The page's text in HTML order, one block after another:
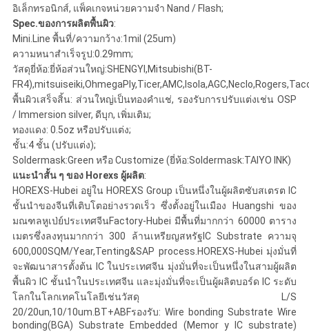
เว็บไซต์
PRIVACY
POLICY
อิเล็กทรอนิกส์, แพ็คเกจหน่วยความจำ Nand / Flash;
Spec.ของการผลิตพื้นผิว:
Mini.Line พื้นที่/ความกว้าง:1mil (25um)
ความหนาสำเร็จรูป:0.29mm;
วัสดุยี่ห้อ:ยี่ห้อส่วนใหญ่:SHENGYI,Mitsubishi(BT-
พื้นผิวเสร็จสิ้น: ส่วนใหญ่เป็นทองคำแช่, รองรับการปรับแต่งเช่น OSP
/ Immersion silver, ดีบุก, เพิ่มเติม;
ทองแดง: 0.5oz หรือปรับแต่ง;
ชั้น:4 ชั้น (ปรับแต่ง);
Soldermask:Green หรือ Customize (ยี่ห้อ:Soldermask:TAIYO INK)
แนะนำสั้น ๆ ของ Horexs ผู้ผลิต:
HOREXS-Hubei อยู่ใน HOREXS Group เป็นหนึ่งในผู้ผลิตซับสเตรต IC
ชั้นนำของจีนที่เติบโตอย่างรวดเร็ว ซึ่งตั้งอยู่ในเมือง Huangshi ของ
มณฑลหูเป่ย์ประเทศจีนFactory-Hubei มีพื้นที่มากกว่า 60000 ตาราง
เมตรซึ่งลงทุนมากกว่า 300 ล้านเหรียญสหรัฐIC Substrate ความจุ
600,000SQM/Year,Tenting&SAP process.HOREXS-Hubei มุ่งมั่นที่
จะพัฒนาสารตั้งต้น IC ในประเทศจีน มุ่งมั่นที่จะเป็นหนึ่งในสามผู้ผลิต
พื้นผิว IC ชั้นนำในประเทศจีน และมุ่งมั่นที่จะเป็นผู้ผลิตบอร์ด IC ระดับ
โลกในโลกเทคโนโลยีเช่นวัสดุ L/S
20/20un,10/10um.BT+ABFรองรับ: Wire bonding Substrate Wire
bonding(BGA) Substrate Embedded (Memor y IC substrate)